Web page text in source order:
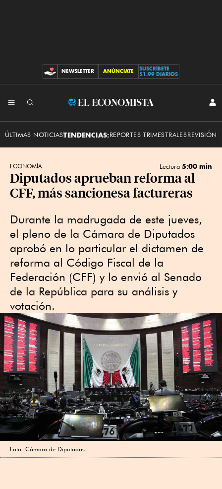
CONTRIBUCIONES
NEWSLETTER ANÚNCIATE
SUSCRÍBETE
$1.99 DIARIOS
El
ÚLTIMAS NOTICIASTENDENCIAS:REPORTES TRIMESTRALESREVISIÓN
ECONOMÍA Lectura 5:00 min
Diputados aprueban reforma al
CFF, más sancionesa factureras
Durante la madrugada de este jueves,
el pleno de la Cámara de Diputados
aprobó en lo particular el dictamen de
reforma al Código Fiscal de la
Federación (CFF) y lo envió al Senado
de la República para su análisis y
votación.
Foto: Cámara de Diputados